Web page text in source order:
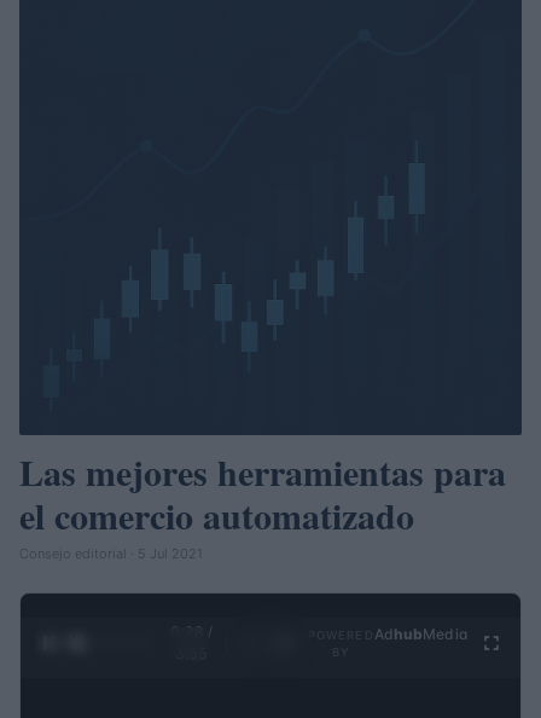
Las mejores herramientas para
el comercio automatizado
Consejo editorial · 5 Jul 2021
0:29 /
Ad hubMedia